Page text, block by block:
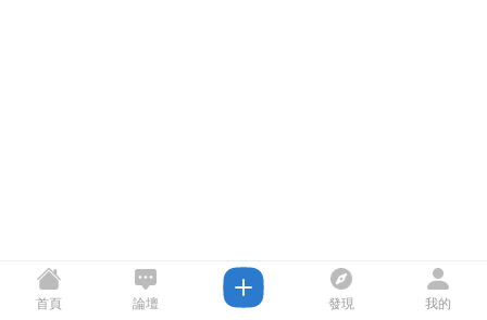
首頁 論壇 發現 我的